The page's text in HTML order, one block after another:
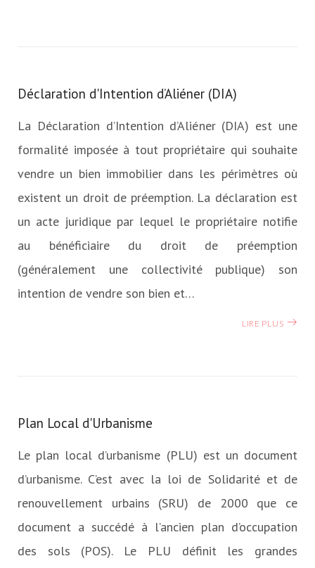
Déclaration d'Intention d’Aliéner (DIA)
La Déclaration d’Intention d’Aliéner (DIA) est une
formalité imposée à tout propriétaire qui souhaite
vendre un bien immobilier dans les périmètres où
existent un droit de préemption. La déclaration est
un acte juridique par lequel le propriétaire notifie
au bénéficiaire du droit de préemption
(généralement une collectivité publique) son
intention de vendre son bien et…
LIRE PLUS
Plan Local d'Urbanisme
Le plan local d’urbanisme (PLU) est un document
d’urbanisme. C’est avec la loi de Solidarité et de
renouvellement urbains (SRU) de 2000 que ce
document a succédé à l’ancien plan d’occupation
des sols (POS). Le PLU définit les grandes